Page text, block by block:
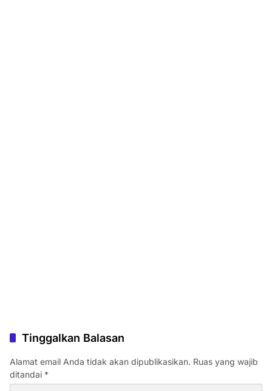
Tinggalkan Balasan
Alamat email Anda tidak akan dipublikasikan. Ruas yang wajib
ditandai *